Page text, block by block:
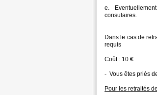
e.
consulaires.
Dans le cas de
requis
Coût : 10 €
- Vous êtes priés
Pour les retraités